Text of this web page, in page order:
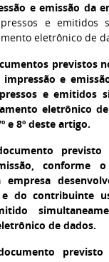
e emissão da
e emitidos
eletrônico de
previstos
e
e emitidos
eletrônico
e 8º deste artigo.
previsto
conforme
empresa
do contribuinte
de dados.